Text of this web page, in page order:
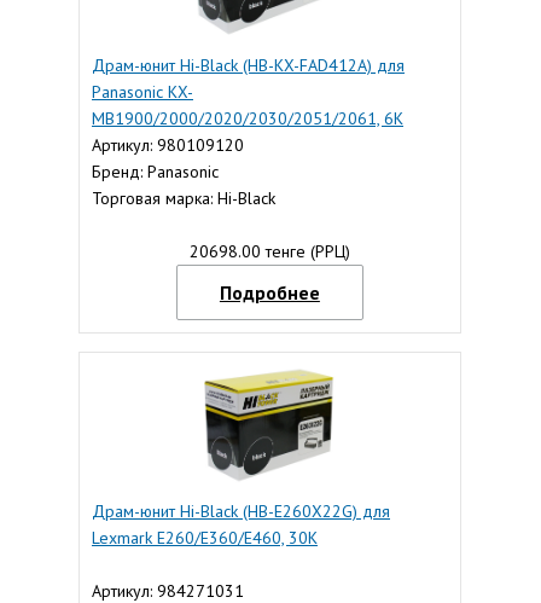
Драм-юнит Hi-Black (HB-KX-FAD412A) для
Panasonic KX-
MB1900/2000/2020/2030/2051/2061, 6K
Артикул: 980109120
Бренд: Panasonic
Торговая марка: Hi-Black
20698.00 тенге (РРЦ)
Подробнее
Драм-юнит Hi-Black (HB-E260X22G) для
Lexmark E260/E360/E460, 30K
Артикул: 984271031